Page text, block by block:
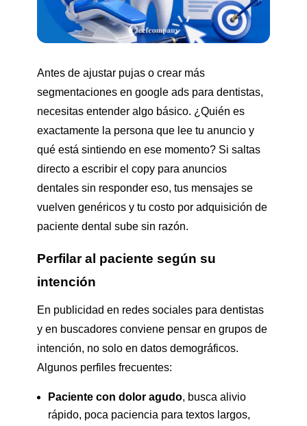
Antes de ajustar pujas o crear más
segmentaciones en google ads para dentistas,
necesitas entender algo básico. ¿Quién es
exactamente la persona que lee tu anuncio y
qué está sintiendo en ese momento? Si saltas
directo a escribir el copy para anuncios
dentales sin responder eso, tus mensajes se
vuelven genéricos y tu costo por adquisición de
paciente dental sube sin razón.
Perfilar al paciente según su
intención
En publicidad en redes sociales para dentistas
y en buscadores conviene pensar en grupos de
intención, no solo en datos demográficos.
Algunos perfiles frecuentes:
Paciente con dolor agudo, busca alivio
rápido, poca paciencia para textos largos,